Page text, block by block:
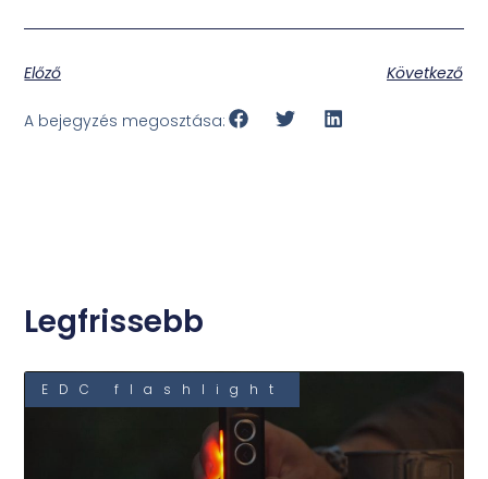
Előző Következő
A bejegyzés megosztása:
Legfrissebb
EDC flashlight